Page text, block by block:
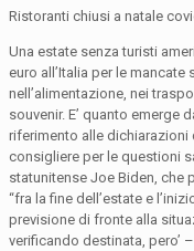
Ristoranti chiusi a natale
Una estate senza turisti
euro all’Italia per le mancate
nell’alimentazione, nei
souvenir. E’ quanto emerge
riferimento alle dichiarazioni
consigliere per le questioni
statunitense Joe Biden, che
“fra la fine dell’estate e
previsione di fronte alla
verificando destinata, pero’